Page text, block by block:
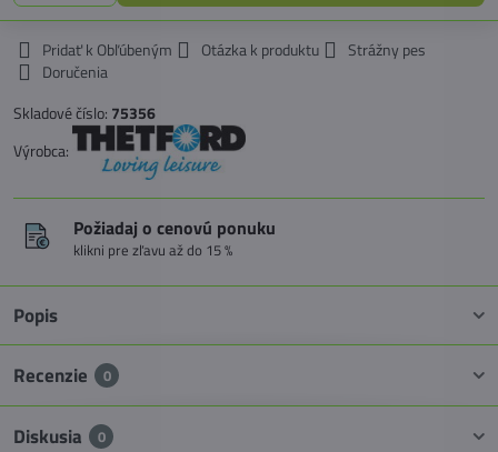
Pridať k Obľúbeným Otázka k produktu
Strážny pes
Doručenia
Skladové číslo: 75356
Výrobca:
Požiadaj o cenovú ponuku
klikni pre zľavu až do 15 %
Popis
Recenzie 0
Diskusia 0